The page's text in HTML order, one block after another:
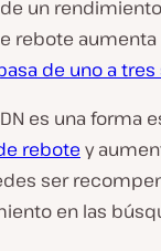
un
rebote
de uno a tres
es una forma
rebote y
ser
en las